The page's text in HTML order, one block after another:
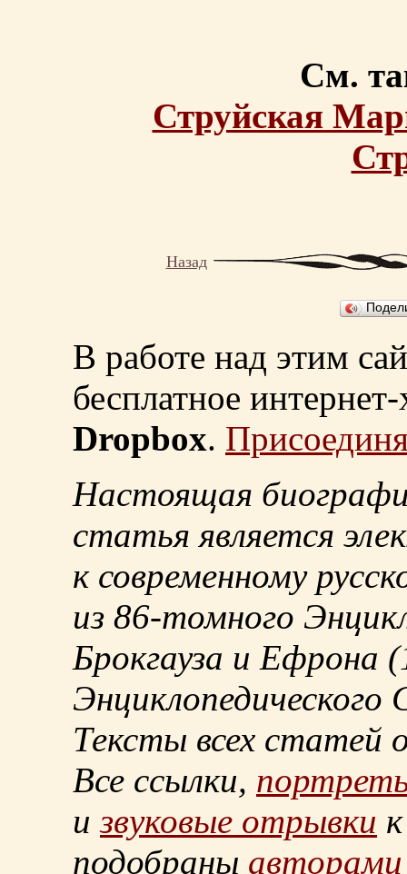
См.
Струйская
Назад
В работе над этим
бесплатное
Dropbox.
Настоящая
статья является
к современному
из 86-томного
Брокгауза и Ефрона
Энциклопедического
Тексты всех статей
Все ссылки,
извуковые отрывки
подобраны авторами